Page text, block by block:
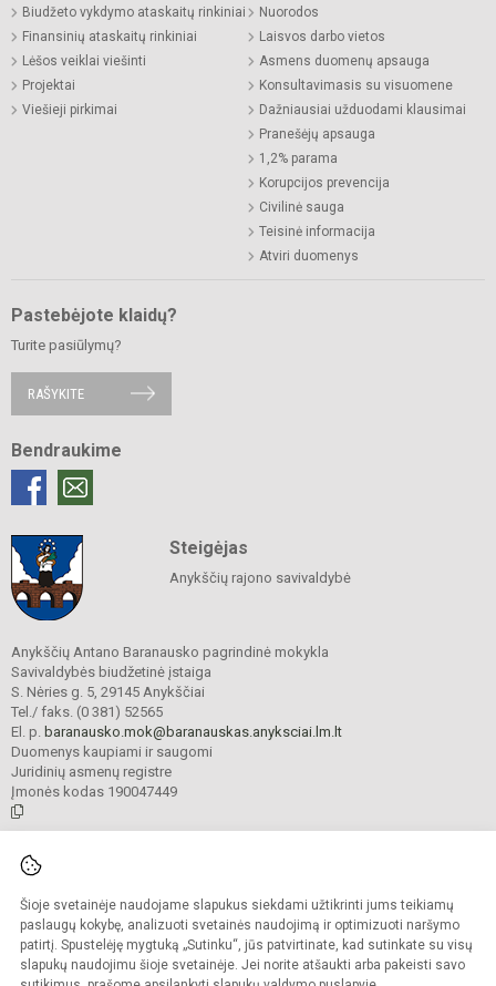
Šioje svetainėje naudojame slapukus siekdami užtikrinti jums teikiamų
paslaugų kokybę, analizuoti svetainės naudojimą ir optimizuoti naršymo
patirtį. Spustelėję mygtuką „Sutinku“, jūs patvirtinate, kad sutinkate su visų
slapukų naudojimu šioje svetainėje. Jei norite atšaukti arba pakeisti savo
Biudžeto vykdymo ataskaitų rinkiniai
Finansinių ataskaitų rinkiniai
Lėšos veiklai viešinti
Projektai
Viešieji pirkimai
Nuorodos
Laisvos darbo vietos
Asmens duomenų apsauga
Konsultavimasis su visuomene
Dažniausiai užduodami klausimai
Pranešėjų apsauga
1,2% parama
Korupcijos prevencija
Civilinė sauga
Teisinė informacija
Atviri duomenys
Pastebėjote klaidų?
Turite pasiūlymų?
RAŠYKITE
Bendraukime
Steigėjas
Anykščių rajono savivaldybė
Anykščių Antano Baranausko pagrindinė mokykla
Savivaldybės biudžetinė įstaiga
S. Nėries g. 5, 29145 Anykščiai
Tel./ faks. (0 381) 52565
El. p. baranausko.mok@baranauskas.anyksciai.lm.lt
Duomenys kaupiami ir saugomi
Juridinių asmenų registre
Įmonės kodas 190047449
Kopijuoti turinį be raštiško mokyklos administracijos sutikimo griežtai
draudžiama.
Prieinamumo paraiška Slapukų valdymas